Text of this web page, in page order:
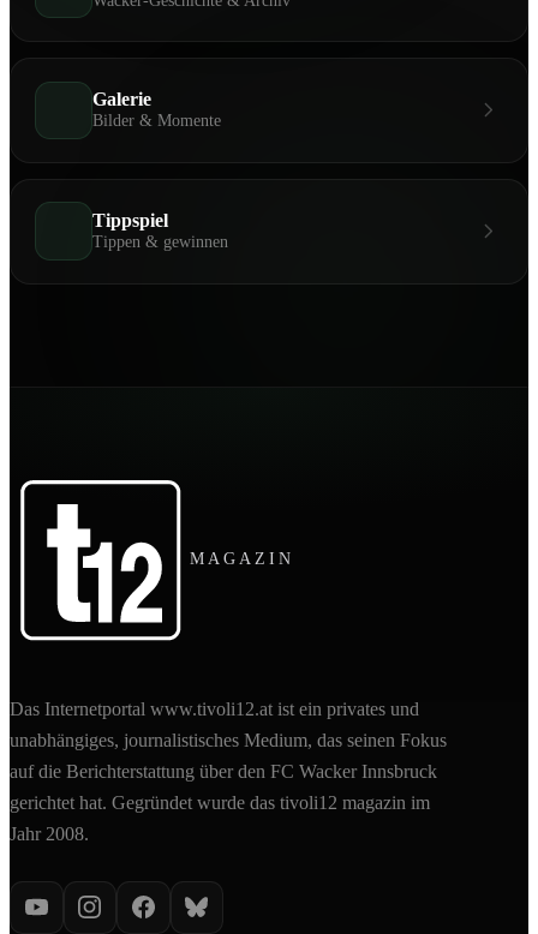
Galerie
Bilder & Momente
Tippspiel
Tippen & gewinnen
MAGAZIN
Das Internetportal www.tivoli12.at ist ein privates und
unabhängiges, journalistisches Medium, das seinen Fokus
auf die Berichterstattung über den FC Wacker Innsbruck
gerichtet hat. Gegründet wurde das tivoli12 magazin im
Jahr 2008.